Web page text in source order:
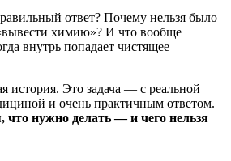
ответ? Почему нельзя было
химию»? И что вообще
внутрь попадает чистящее
история. Это задача — с реальной
и очень практичным ответом.
что нужно делать — и чего нельзя